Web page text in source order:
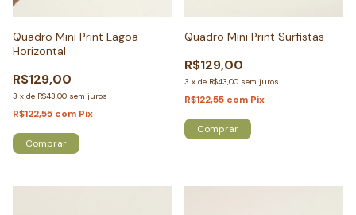
Quadro Mini Print Lagoa
Horizontal
R$129,00
3 x de R$43,00 sem juros
R$122,55 com Pix
Comprar
Quadro Mini Print Surfistas
R$129,00
3 x de R$43,00 sem juros
R$122,55 com Pix
Comprar